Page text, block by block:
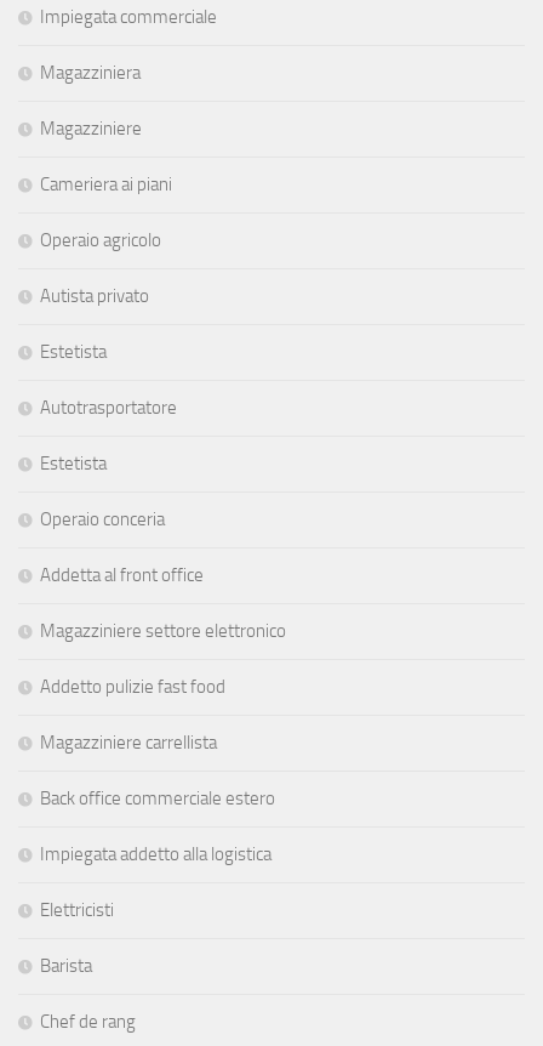
Impiegata commerciale
Magazziniera
Magazziniere
Cameriera ai piani
Operaio agricolo
Autista privato
Estetista
Autotrasportatore
Estetista
Operaio conceria
Addetta al front office
Magazziniere settore elettronico
Addetto pulizie fast food
Magazziniere carrellista
Back office commerciale estero
Impiegata addetto alla logistica
Elettricisti
Barista
Chef de rang